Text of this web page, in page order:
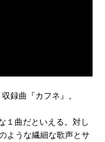
録曲『カフネ』。
１曲だといえる。対し
ような繊細な歌声とサ